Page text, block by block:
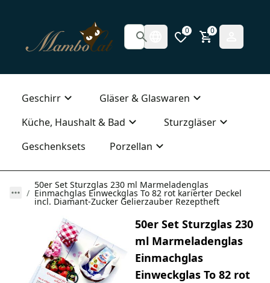
0 0
Geschirr
Gläser & Glaswaren
Küche, Haushalt & Bad
Sturzgläser
Geschenksets
Porzellan
50er Set Sturzglas 230 ml Marmeladenglas
Einmachglas Einweckglas To 82 rot karierter Deckel
incl. Diamant-Zucker Gelierzauber Rezeptheft
50er Set Sturzglas 230
ml Marmeladenglas
Einmachglas
Einweckglas To 82 rot